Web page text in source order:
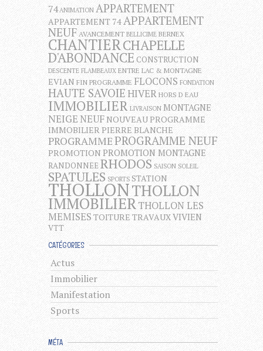
74 ANIMATION APPARTEMENT
APPARTEMENT 74APPARTEMENT
NEUF AVANCEMENT BELLICIME BERNEX
CHANTIERCHAPELLE
D'ABONDANCE CONSTRUCTION
DESCENTE FLAMBEAUX ENTRE LAC & MONTAGNE
EVIAN FIN PROGRAMME FLOCONS FONDATION
HAUTE SAVOIEHIVER HORS D EAU
IMMOBILIER LIVRAISON MONTAGNE
NEIGENEUF NOUVEAU PROGRAMME
IMMOBILIERPIERRE BLANCHE
PROGRAMMEPROGRAMME NEUF
PROMOTION PROMOTION MONTAGNE
RANDONNEERHODOS SAISON SOLEIL
SPATULES SPORTS STATION
THOLLONTHOLLON
IMMOBILIERTHOLLON LES
MEMISES TOITURE TRAVAUXVIVIEN
VTT
CATÉGORIES
Actus
Immobilier
Manifestation
Sports
MÉTA